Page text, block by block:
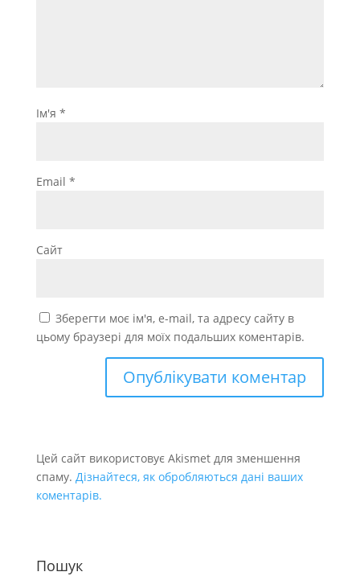
Ім'я *
Email *
Сайт
Зберегти моє ім'я, e-mail, та адресу сайту в
цьому браузері для моїх подальших коментарів.
Цей сайт використовує Akismet для зменшення
спаму. Дізнайтеся, як обробляються дані ваших
коментарів.
Пошук